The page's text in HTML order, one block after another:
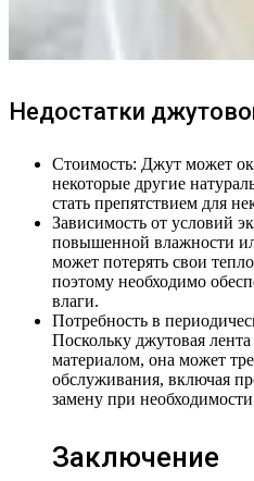
Недостатки
Стоимость: Джут может
некоторые другие
стать препятствием для
Зависимость от условий
повышенной влажности
может потерять свои
поэтому необходимо
влаги.
Потребность в
Поскольку джутовая
материалом, она может
обслуживания, включая
замену при
Заключение